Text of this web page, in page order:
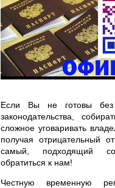
Если Вы не готовы без
законодательства,
сложное уговаривать
получая отрицательный
самый, подходящий
обратиться к нам!
Честную временную